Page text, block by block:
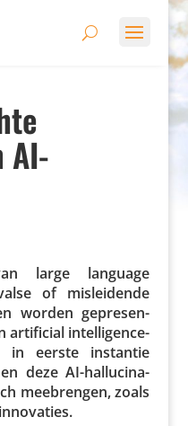
AI-
large language
of mislei­dende
worden gepre­sen­
arti­fi­cial intel­li­gence-
in eerste instantie
deze AI-hallu­ci­na­
meebrengen, zoals